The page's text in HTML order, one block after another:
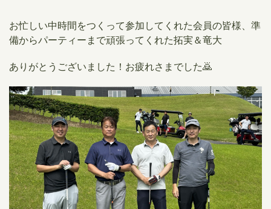
お忙しい中時間をつくって参加してくれた会員の皆様、準
備からパーティーまで頑張ってくれた拓実＆竜大
ありがとうございました！お疲れさまでした🙇